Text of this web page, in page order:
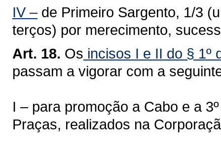
IV –de Primeiro Sargento, 1/3
terços) por merecimento,
Art. 18. Os incisos I e II do § 1º
passam a vigorar com a
I – para promoção a Cabo e a
Praças, realizados na